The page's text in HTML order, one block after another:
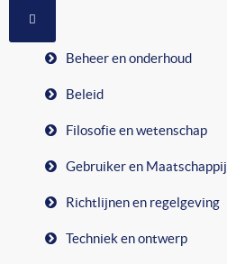
Beheer en onderhoud
Beleid
Filosofie en wetenschap
Gebruiker en Maatschappij
Richtlijnen en regelgeving
Techniek en ontwerp